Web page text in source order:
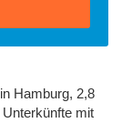
Hamburg, 2,8
mit